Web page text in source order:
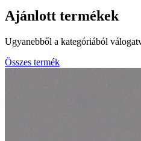
Ajánlott termékek
Ugyanebből a kategóriából
Összes termék